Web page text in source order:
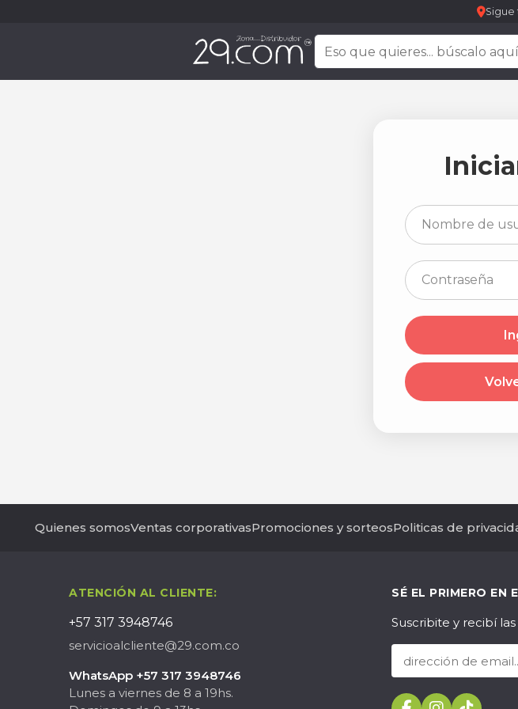
Sigue
Quienes somosVentas corporativasPromociones y sorteosPoliticas de
ATENCIÓN AL CLIENTE:
+57 317 3948746
servicioalcliente@29.com.co
WhatsApp +57 317 3948746
Lunes a viernes de 8 a 19hs.
SÉ EL PRIMERO EN
Suscribite y recibí